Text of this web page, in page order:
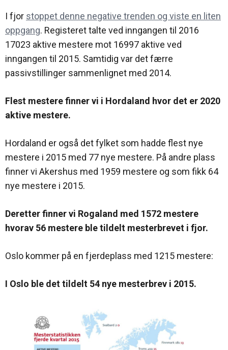
Søknadsskjema
Ofte
stilte
spørsmål
I fjor stoppet denne negative trenden og viste en liten
oppgang. Registeret talte ved inngangen til 2016
17023 aktive mestere mot 16997 aktive ved
inngangen til 2015. Samtidig var det færre
passivstillinger sammenlignet med 2014.
Flest mestere finner vi i Hordaland hvor det er 2020
aktive mestere.
Hordaland er også det fylket som hadde flest nye
mestere i 2015 med 77 nye mestere. På andre plass
finner vi Akershus med 1959 mestere og som fikk 64
nye mestere i 2015.
Deretter finner vi Rogaland med 1572 mestere
hvorav 56 mestere ble tildelt mesterbrevet i fjor.
Oslo kommer på en fjerdeplass med 1215 mestere:
I Oslo ble det tildelt 54 nye mesterbrev i 2015.